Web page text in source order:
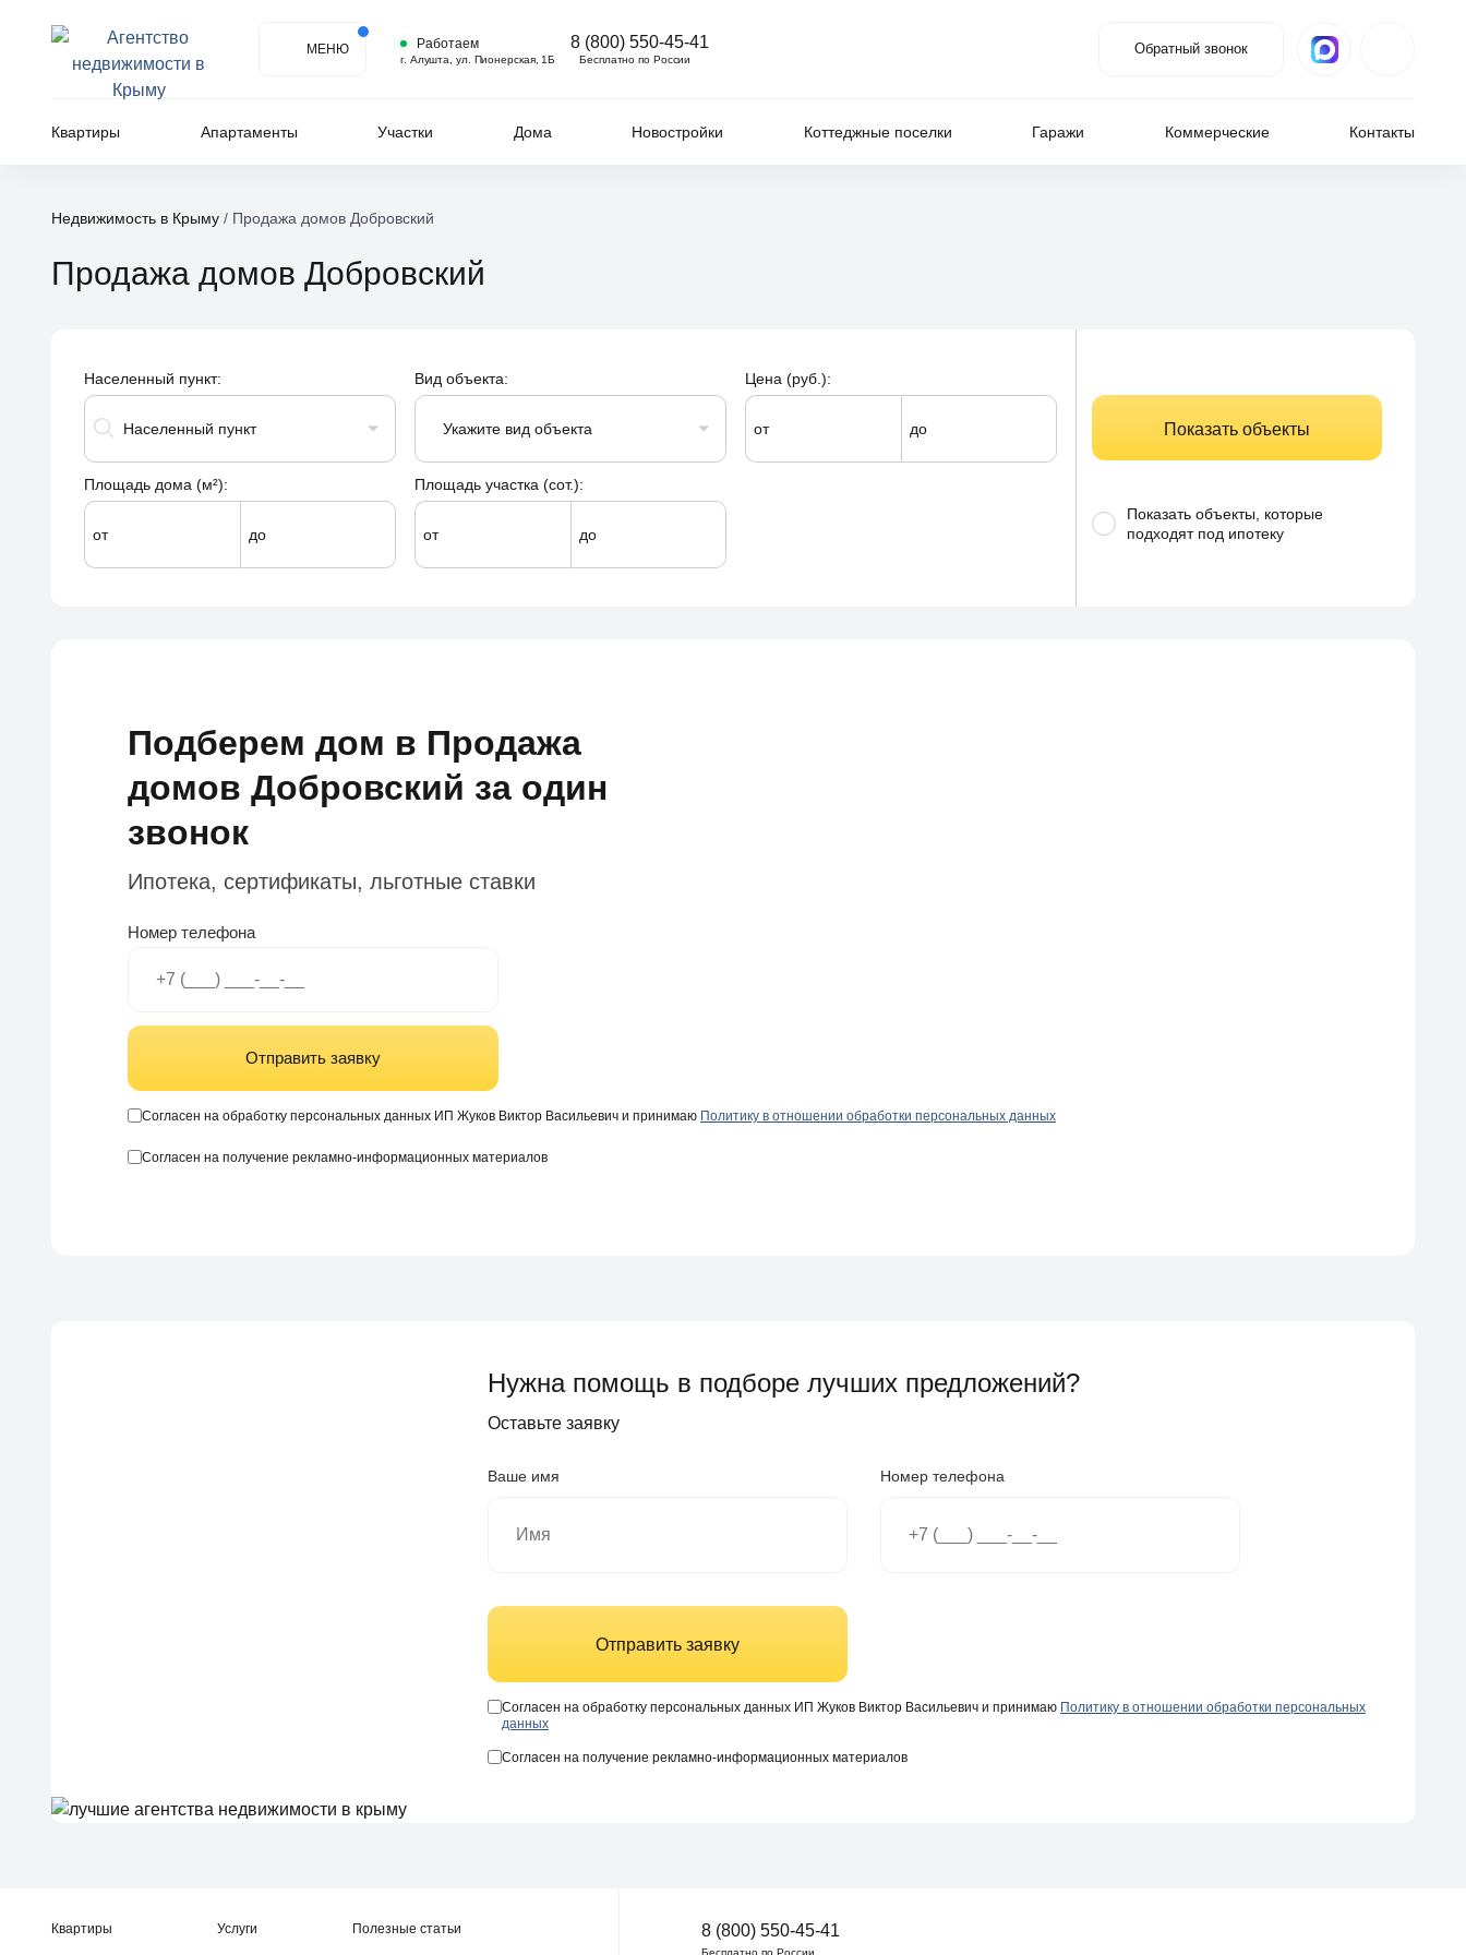
МЕНЮ Работаем
г. Алушта, ул. Пионерская, 1Б
8 (800) 550-45-41
Бесплатно по России
Обратный звонок
Квартиры Апартаменты Участки Дома Новостройки Коттеджные поселки Гаражи Коммерческие Контакты
Недвижимость в Крыму / Продажа домов Добровский
Продажа домов Добровский
Населенный пункт:
Населенный пункт
Вид объекта:
Укажите вид объекта
Цена (руб.):
от до
Площадь дома (м²):
от до
Площадь участка (сот.):
от до
Показать объекты
Показать объекты, которые
подходят под ипотеку
Подберем дом в Продажа
домов Добровский за один
звонок
Ипотека, сертификаты, льготные ставки
Номер телефона
Отправить заявку
Согласен на обработку персональных данных ИП Жуков Виктор Васильевич и принимаю Политику в отношении обработки персональных данных
Согласен на получение рекламно-информационных материалов
Нужна помощь в подборе лучших предложений?
Оставьте заявку
Ваше имя Номер телефона
Отправить заявку
Согласен на обработку персональных данных ИП Жуков Виктор Васильевич и принимаю Политику в отношении обработки персональных
данных
Согласен на получение рекламно-информационных материалов
Квартиры Услуги Полезные статьи 8 (800) 550-45-41
Бесплатно по России